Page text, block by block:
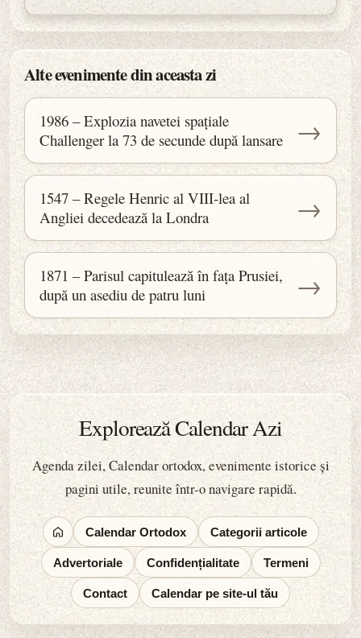
Alte evenimente din aceasta zi
1986 – Explozia navetei spațiale
Challenger la 73 de secunde după lansare
→
1547 – Regele Henric al VIII-lea al
Angliei decedează la Londra
→
1871 – Parisul capitulează în fața Prusiei,
după un asediu de patru luni
→
Explorează Calendar Azi
Agenda zilei, Calendar ortodox, evenimente istorice și
pagini utile, reunite într-o navigare rapidă.
Calendar Ortodox Categorii articole
Advertoriale Confidențialitate Termeni
Contact Calendar pe site-ul tău